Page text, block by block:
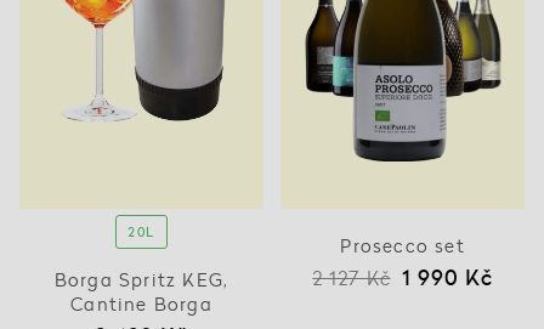
20L
Borga Spritz KEG,
Cantine Borga
Prosecco set
2 127 Kč 1 990 Kč